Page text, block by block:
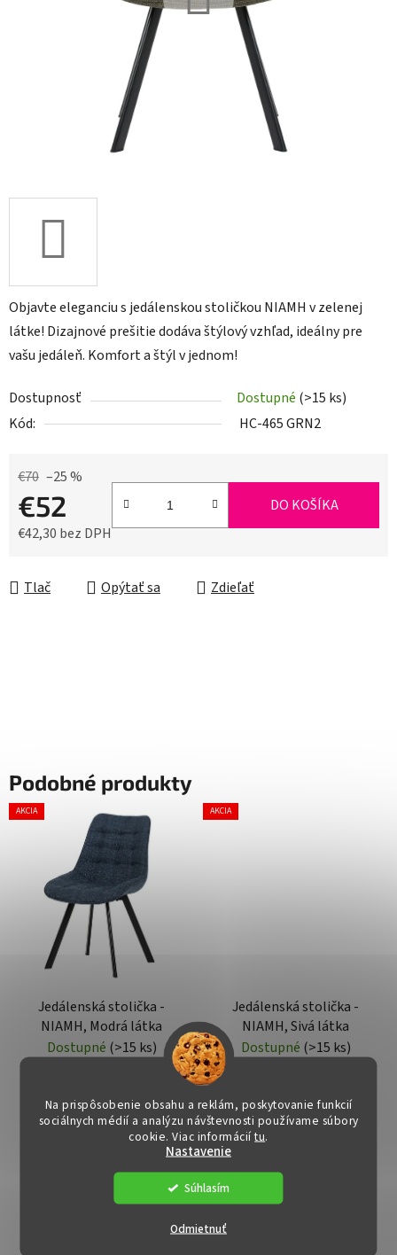
Na prispôsobenie obsahu a reklám, poskytovanie funkcií
sociálnych médií a analýzu návštevnosti používame súbory
cookie. Viac informáciítu.
Nastavenie
Odmietnuť
Súhlasím
Objavte eleganciu s jedálenskou stoličkou NIAMH v zelenej
látke! Dizajnové prešitie dodáva štýlový vzhľad, ideálny pre
vašu jedáleň. Komfort a štýl v jednom!
Dostupnosť Dostupné (>15 ks)
Kód:
HC-465 GRN2
€70 –25 %
€52
€42,30 bez DPH
DO KOŠÍKA
Tlač Opýtať sa Zdieľať
Podobné produkty
AKCIA
Jedálenská stolička -
NIAMH, Modrá látka
Dostupné (>15 ks)
DO KOŠÍKA
AKCIA
Jedálenská stolička -
NIAMH, Sivá látka
Dostupné (>15 ks)
DO KOŠÍKA